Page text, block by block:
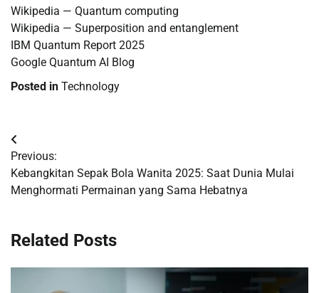
Wikipedia — Quantum computing
Wikipedia — Superposition and entanglement
IBM Quantum Report 2025
Google Quantum AI Blog
Posted in Technology
Post
navigation
Previous:
Kebangkitan Sepak Bola Wanita 2025: Saat Dunia Mulai
Menghormati Permainan yang Sama Hebatnya
Related Posts